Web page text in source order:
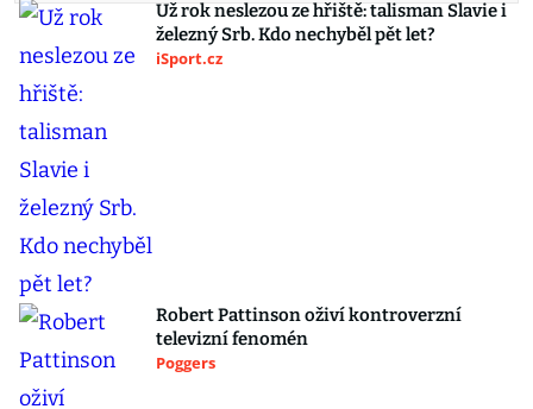
Už rok neslezou ze hřiště: talisman Slavie i
železný Srb. Kdo nechyběl pět let?
iSport.cz
Robert Pattinson oživí kontroverzní
televizní fenomén
Poggers